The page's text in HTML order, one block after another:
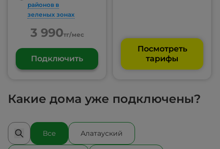
районов в
зеленых зонах
3 990тг/мес
Подключить
Посмотреть
тарифы
Какие дома уже подключены?
Все Алатауский